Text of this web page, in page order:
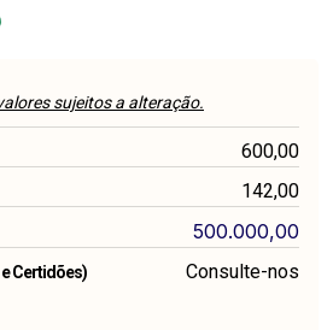
sujeitos a alteração.
600,00
142,00
500.000,00
Certidões) Consulte-nos